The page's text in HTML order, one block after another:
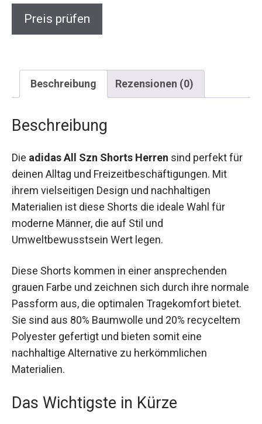
Beschreibung Rezensionen (0)
Beschreibung
für deinen Alltag und Freizeitbeschäftigungen.
Mit ihrem vielseitigen Design und nachhaltigen
Materialien ist diese Shorts die ideale Wahl für
moderne Männer, die auf Stil und
Umweltbewusstsein Wert legen.
grauen Farbe und zeichnen sich durch ihre
normale Passform aus, die optimalen
Tragekomfort bietet. Sie sind aus 80% Baumwolle
und 20% recyceltem Polyester gefertigt und
bieten somit eine nachhaltige Alternative zu
herkömmlichen Materialien.
Das Wichtigste in Kürze